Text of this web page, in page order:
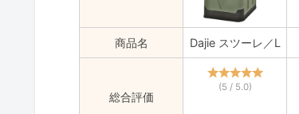
商品名 Dajie スツーレ／L
総合評価
(5 / 5.0)